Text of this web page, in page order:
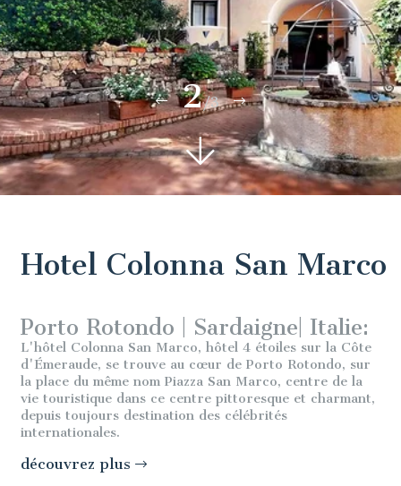
2/3
Hotel Colonna San Marco
Porto Rotondo | Sardaigne| Italie:
L'hôtel Colonna San Marco, hôtel 4 étoiles sur la Côte
d'Émeraude, se trouve au cœur de Porto Rotondo, sur
la place du même nom Piazza San Marco, centre de la
vie touristique dans ce centre pittoresque et charmant,
depuis toujours destination des célébrités
internationales.
découvrez plus